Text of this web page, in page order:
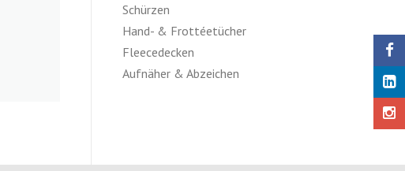
Schürzen
Hand- & Frottéetücher
Fleecedecken
Aufnäher & Abzeichen